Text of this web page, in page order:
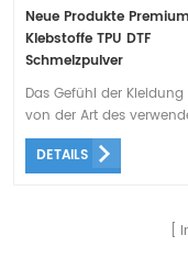
Neue Produkte Premium
Klebstoffe TPU DTF
Schmelzpulver
Das Gefühl der
von der Art des
Puders und der Dicke Ihrer
Farbschicht ab. Unser
herkömmliches Vinyl
DETAILS